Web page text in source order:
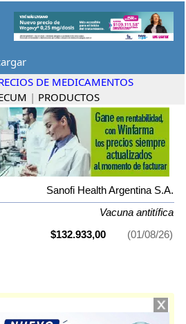
DE MEDICAMENTOS
| PRODUCTOS
Sanofi Health Argentina S.A.
Vacuna antitífica
$132.933,00
(01/08/26)
Health Argentina S.A.